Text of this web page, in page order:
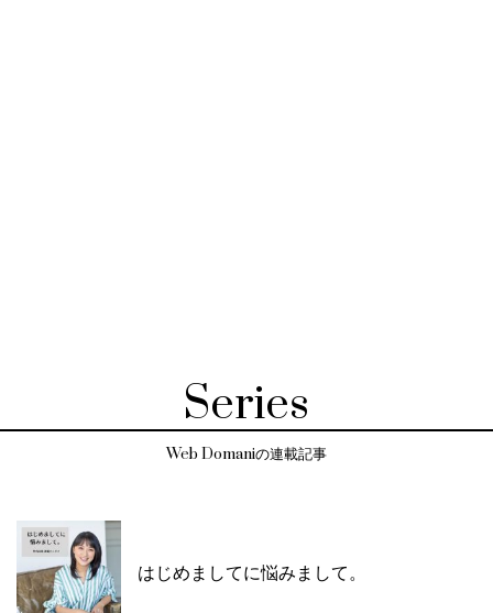
Series
Web Domaniの連載記事
はじめましてに悩みまして。